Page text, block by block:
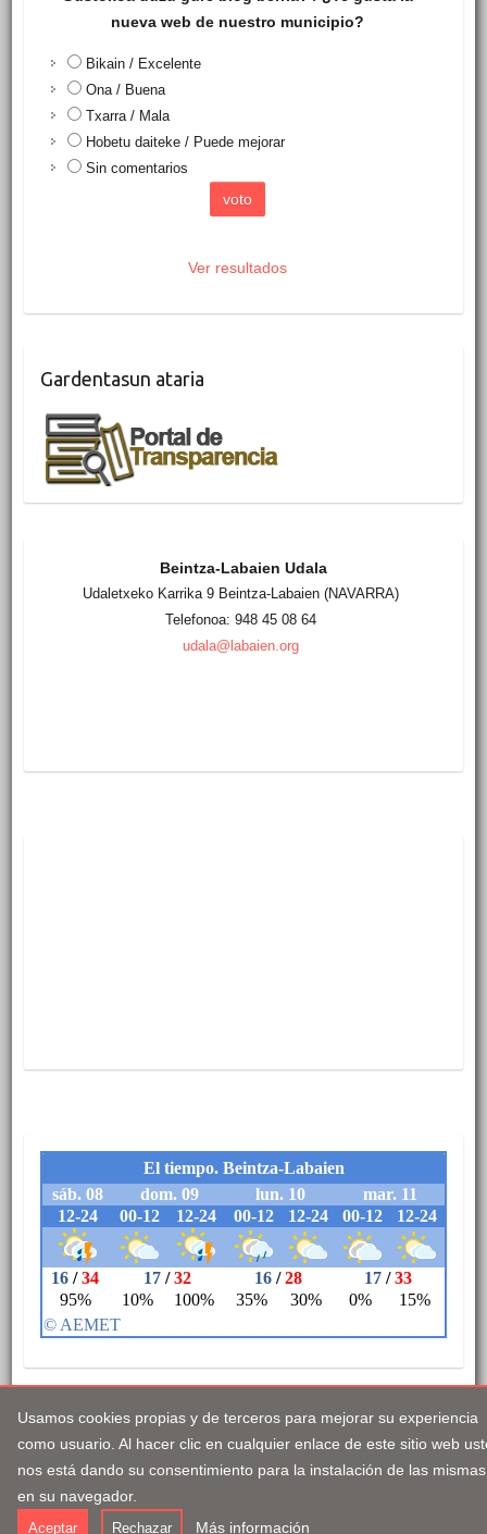
Usamos cookies propias y de terceros para mejorar su experiencia
como usuario. Al hacer clic en cualquier enlace de este sitio web
nos está dando su consentimiento para la instalación de las mismas
en su navegador.
Aceptar Rechazar Más información
nueva web de nuestro municipio?
Bikain / Excelente
Ona / Buena
Txarra / Mala
Hobetu daiteke / Puede mejorar
Sin comentarios
Ver resultados
Gardentasun ataria
Beintza-Labaien Udala
Udaletxeko Karrika 9 Beintza-Labaien (NAVARRA)
Telefonoa: 948 45 08 64
udala@labaien.org
Legezko abisua Pribatutasun-politika
Erabilerreztasuna